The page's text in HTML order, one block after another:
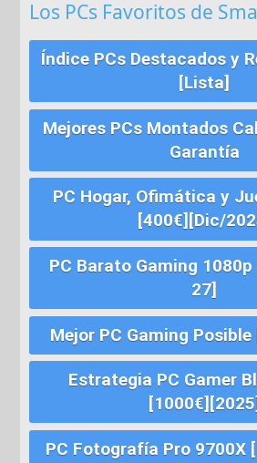
Los PCs Favoritos de
Índice PCs Destacados y
[Lista]
Mejores PCs Montados
Garantía
PC Hogar, Ofimática y
[400€][Dic/
PC Barato Gaming
27]
Mejor PC Gaming
Estrategia PC Gamer
[1000€][2025]
PC Fotografía Pro 9700X